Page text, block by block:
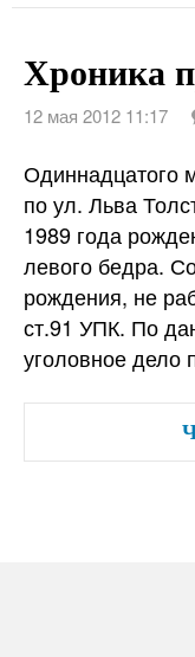
Хроника
12 мая 2012 11:17
Одиннадцатого
по ул. Льва
1989 года
левого бедра.
рождения, не
ст.91 УПК. По
уголовное дело